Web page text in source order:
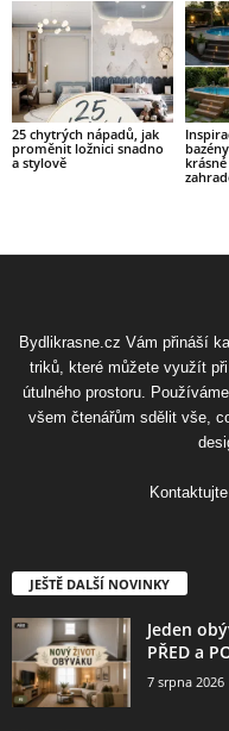
25 chytrých nápadů, jak
proměnit ložnici snadno
a stylově
Bydlikrasne.cz Vám přináší
triků, které můžete využít
útulného prostoru.
všem čtenářům sdělit vše,
JEŠTĚ DALŠÍ NOVINKY
Jeden
PŘED a
7 srpna 2026